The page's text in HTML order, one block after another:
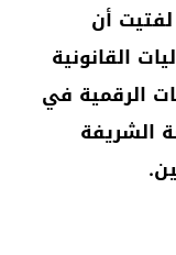
أن
القانونية
الرقمية في
الشريفة